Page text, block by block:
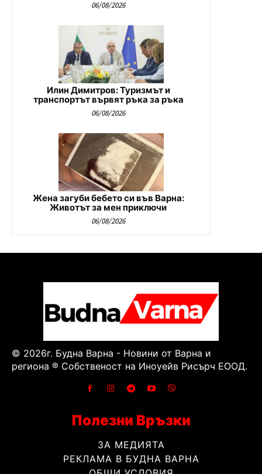
06/08/2026
Илин Димитров: Туризмът и
транспортът вървят ръка за ръка
06/08/2026
Жена загуби бебето си във Варна:
Животът за мен приключи
06/08/2026
© 2026г. Будна Варна - Новини от Варна и
региона ® Собственост на Иноуейв Рисърч ЕООД.
Полезни Връзки
ЗА МЕДИЯТА
РЕКЛАМА В БУДНА ВАРНА